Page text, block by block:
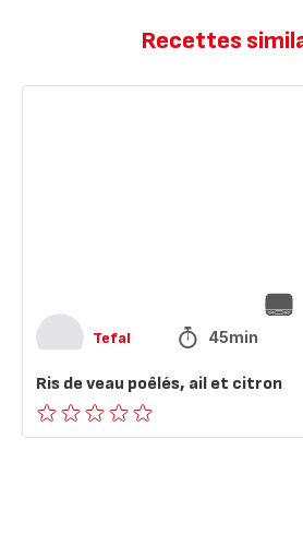
Recettes
Tefal 45min
Ris de veau poêlés, ail et citron
ratings.0